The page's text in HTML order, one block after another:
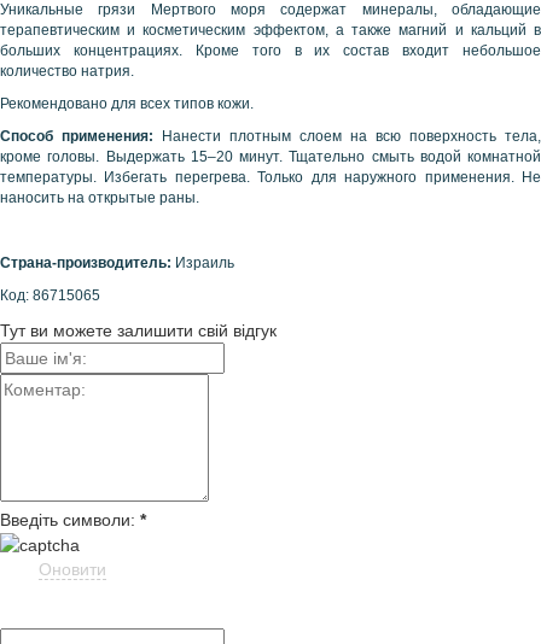
Уникальные грязи Мертвого моря содержат минералы, обладающие
терапевтическим и косметическим эффектом, а также магний и кальций в
больших концентрациях. Кроме того в их состав входит небольшое
количество натрия.
Рекомендовано для всех типов кожи.
Способ применения:
Нанести плотным слоем на всю поверхность тела,
кроме головы. Выдержать 15–20 минут. Тщательно смыть водой комнатной
температуры. Избегать перегрева. Только для наружного применения. Не
наносить на открытые раны.
Страна-производитель: Израиль
Код: 86715065
Тут ви можете залишити свій відгук
Введіть символи: *
Оновити